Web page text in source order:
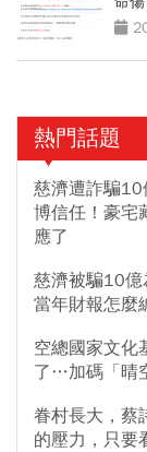
熱門話題
慈濟遭詐騙10
博信任！豪宅
應了
慈濟被騙10億
當年財報怎麼
空總國家文化
了…加碼「晴
眷村長大，蔡
的壓力，只要